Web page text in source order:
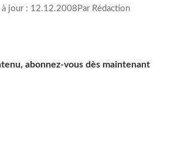
jour : 12.12.2008 Par Rédaction
abonnez-vous dès maintenant